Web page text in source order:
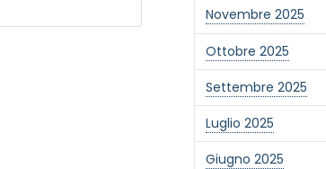
Novembre 2025
Ottobre 2025
Settembre 2025
Luglio 2025
Giugno 2025